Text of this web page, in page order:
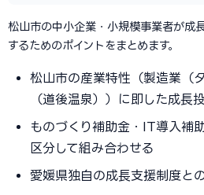
松山市の中小企業・小規模事業者が成
するためのポイントをまとめます。
松山市の産業特性（製造業（
（道後温泉））に即した成長
ものづくり補助金・IT導入補
区分して組み合わせる
愛媛県独自の成長支援制度と